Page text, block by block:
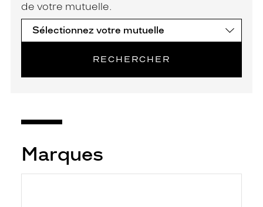
de votre mutuelle.
RECHERCHER
Marques